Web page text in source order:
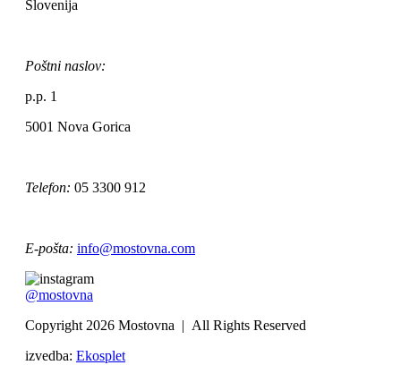
Slovenija
Poštni naslov:
p.p. 1
5001 Nova Gorica
Telefon: 05 3300 912
E-pošta: info@mostovna.com
@mostovna
Copyright 2026 Mostovna | All Rights Reserved
izvedba: Ekosplet